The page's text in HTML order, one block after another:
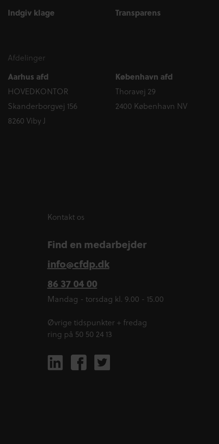
Indgiv klage
Transparens
Afdelinger
Aarhus afd
HOVEDKONTOR
Skanderborgvej 156
8260 Viby J
København afd
Thoravej 29
2400 København NV
Kontakt os
Find en medarbejder
info@cfdp.dk
86 37 04 00
Mandag - torsdag kl. 9.00 - 15.00
Øvrige tidspunkter + fredag
ring på 50 50 24 13